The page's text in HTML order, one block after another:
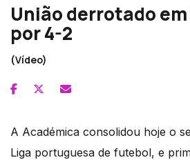
União derrotado
por 4-2
(Vídeo)
A Académica consolidou hoje o
Liga portuguesa de futebol, e